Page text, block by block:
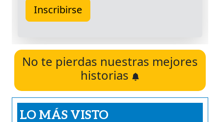
No te pierdas nuestras mejores
historias
LO MÁS VISTO